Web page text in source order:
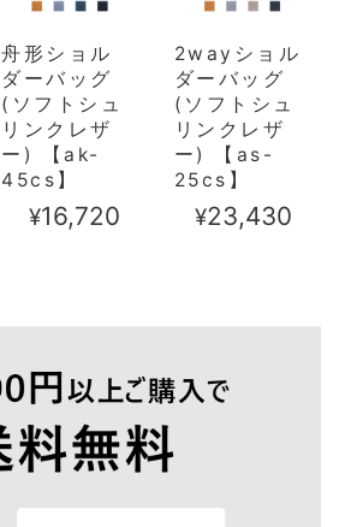
舟形ショル
ダーバッグ
(ソフトシュ
リンクレザ
ー) 【ak-
45cs】
¥16,720
2wayショル
ダーバッグ
(ソフトシュ
リンクレザ
ー) 【as-
25cs】
¥23,430